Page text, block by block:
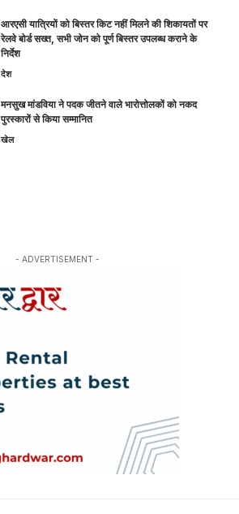
आरएसी यात्रियों को बिस्तर किट नहीं मिलने की शिकायतों पर
रेलवे बोर्ड सख्त, सभी जोन को पूर्ण बिस्तर उपलब्ध कराने के
निर्देश
देश
मनसुख मांडविया ने पदक जीतने वाले भारोत्तोलकों को नकद
पुरस्कारों से किया सम्मानित
खेल
- ADVERTISEMENT -